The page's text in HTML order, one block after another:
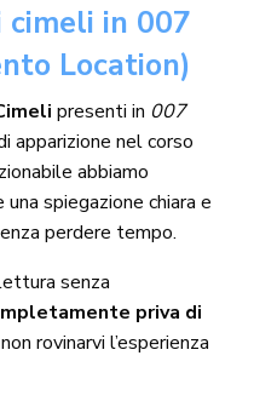
cimeli in 007
Location)
presenti in 007
apparizione nel corso
abbiamo
spiegazione chiara e
perdere tempo.
senza
priva di
rovinarvi l’esperienza